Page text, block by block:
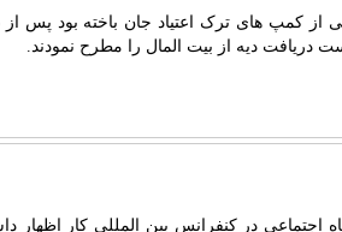
دریافت دیه از بیت المال را مطرح نمودند.
اجتماعی در کنفرانس بین المللی کار اظهار